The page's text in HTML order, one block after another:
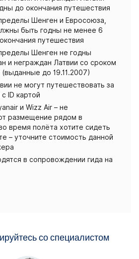
до окончания путешествия
Шенген и Евросоюза,
быть годны не менее 6
путешествия
Шенген не годны
и неграждан Латвии со сроком
до 19.11.2007)
не могут путешествовать за
ID картой
и Wizz Air – не
размещение рядом в
время полёта хотите сидеть
– уточните стоимость данной
в сопровождении гида на
со специалистом